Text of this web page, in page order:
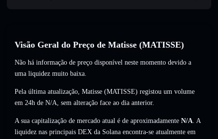
Visão Geral do Preço de Matisse (MATISSE)
Não há informação de preço disponível neste momento devido a
uma liquidez muito baixa.
Pela última atualização, Matisse (MATISSE) registou um volume
em 24h de N/A, sem alteração face ao dia anterior.
A sua capitalização de mercado atual é de aproximadamente N/A. A
liquidez nas principais DEX da Solana encontra-se atualmente em